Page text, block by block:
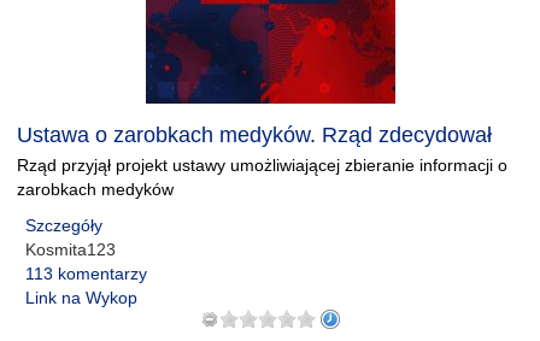
Ustawa o zarobkach medyków. Rząd zdecydował
Rząd przyjął projekt ustawy umożliwiającej zbieranie informacji o
zarobkach medyków
Szczegóły
Kosmita123
113 komentarzy
Link na Wykop